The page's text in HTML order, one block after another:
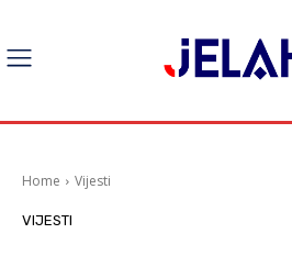
Home Vijesti
VIJESTI